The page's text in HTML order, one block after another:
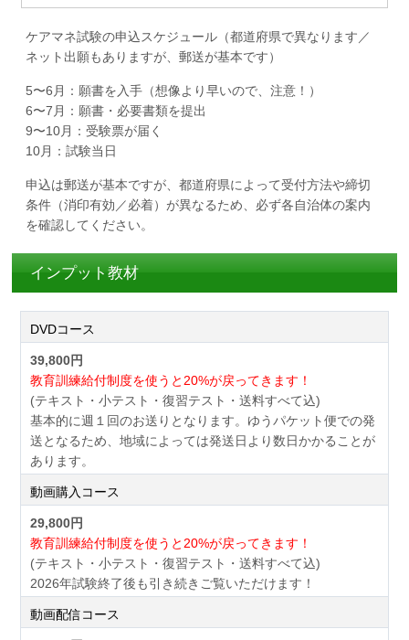
ケアマネ試験の申込スケジュール（都道府県で異なります／
ネット出願もありますが、郵送が基本です）
5〜6月：願書を入手（想像より早いので、注意！）
6〜7月：願書・必要書類を提出
9〜10月：受験票が届く
10月：試験当日
申込は郵送が基本ですが、都道府県によって受付方法や締切
条件（消印有効／必着）が異なるため、必ず各自治体の案内
を確認してください。
インプット教材
DVDコース
39,800円
教育訓練給付制度を使うと20%が戻ってきます！
(テキスト・小テスト・復習テスト・送料すべて込)
基本的に週１回のお送りとなります。ゆうパケット便での発
送となるため、地域によっては発送日より数日かかることが
あります。
動画購入コース
29,800円
教育訓練給付制度を使うと20%が戻ってきます！
(テキスト・小テスト・復習テスト・送料すべて込)
2026年試験終了後も引き続きご覧いただけます！
動画配信コース